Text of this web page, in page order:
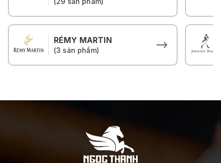
RÉMY MARTIN
(3 sản phẩm)